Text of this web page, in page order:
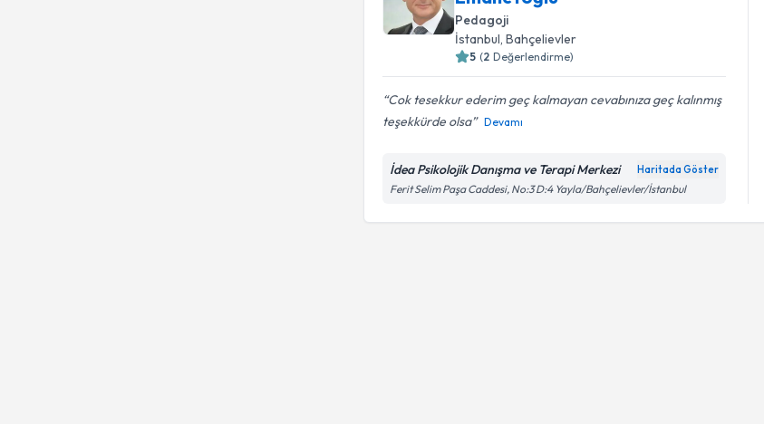
Pedagoji
İstanbul , Bahçelievler
5 (2 Değerlendirme)
Cok tesekkur ederim geç kalmayan cevabınıza geç kalınmış
teşekkürde olsa
Devamı
İdea Psikolojik Danışma ve Terapi Merkezi Haritada Göster
Ferit Selim Paşa Caddesi, No:3 D:4 Yayla/Bahçelievler/İstanbul